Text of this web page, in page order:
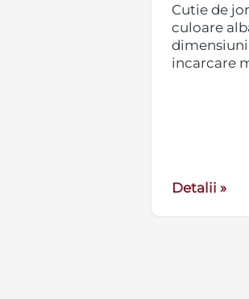
Cutie de
culoare
dimensiuni
incarcare
Detalii »